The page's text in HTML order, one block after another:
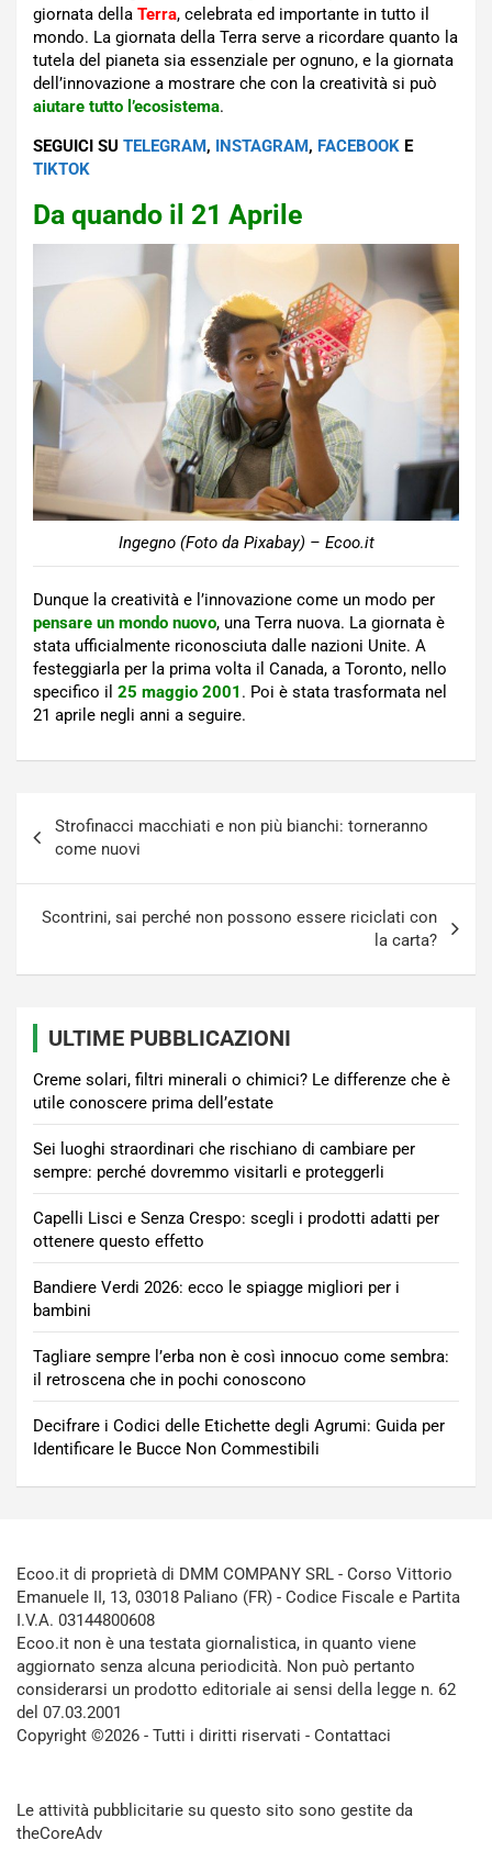
giornata della Terra, celebrata ed importante in tutto il
mondo. La giornata della Terra serve a ricordare quanto la
tutela del pianeta sia essenziale per ognuno, e la giornata
dell’innovazione a mostrare che con la creatività si può
aiutare tutto l’ecosistema.
SEGUICI SU TELEGRAM, INSTAGRAM, FACEBOOK E
TIKTOK
Da quando il 21 Aprile
Ingegno (Foto da Pixabay) – Ecoo.it
Dunque la creatività e l’innovazione come un modo per
pensare un mondo nuovo, una Terra nuova. La giornata è
stata ufficialmente riconosciuta dalle nazioni Unite. A
festeggiarla per la prima volta il Canada, a Toronto, nello
specifico il 25 maggio 2001 . Poi è stata trasformata nel
21 aprile negli anni a seguire.
articoli
Strofinacci macchiati e non più bianchi: torneranno
come nuovi
Scontrini, sai perché non possono essere riciclati con
la carta?
ULTIME PUBBLICAZIONI
Creme solari, filtri minerali o chimici? Le differenze che è
utile conoscere prima dell’estate
Sei luoghi straordinari che rischiano di cambiare per
sempre: perché dovremmo visitarli e proteggerli
Capelli Lisci e Senza Crespo: scegli i prodotti adatti per
ottenere questo effetto
Bandiere Verdi 2026: ecco le spiagge migliori per i
bambini
Tagliare sempre l’erba non è così innocuo come sembra:
il retroscena che in pochi conoscono
Decifrare i Codici delle Etichette degli Agrumi: Guida per
Identificare le Bucce Non Commestibili
Ecoo.it di proprietà di DMM COMPANY SRL - Corso Vittorio
Emanuele II, 13, 03018 Paliano (FR) - Codice Fiscale e Partita
I.V.A. 03144800608
Ecoo.it non è una testata giornalistica, in quanto viene
aggiornato senza alcuna periodicità. Non può pertanto
considerarsi un prodotto editoriale ai sensi della legge n. 62
del 07.03.2001
Copyright ©2026 - Tutti i diritti riservati - Contattaci
Le attività pubblicitarie su questo sito sono gestite da
theCoreAdv